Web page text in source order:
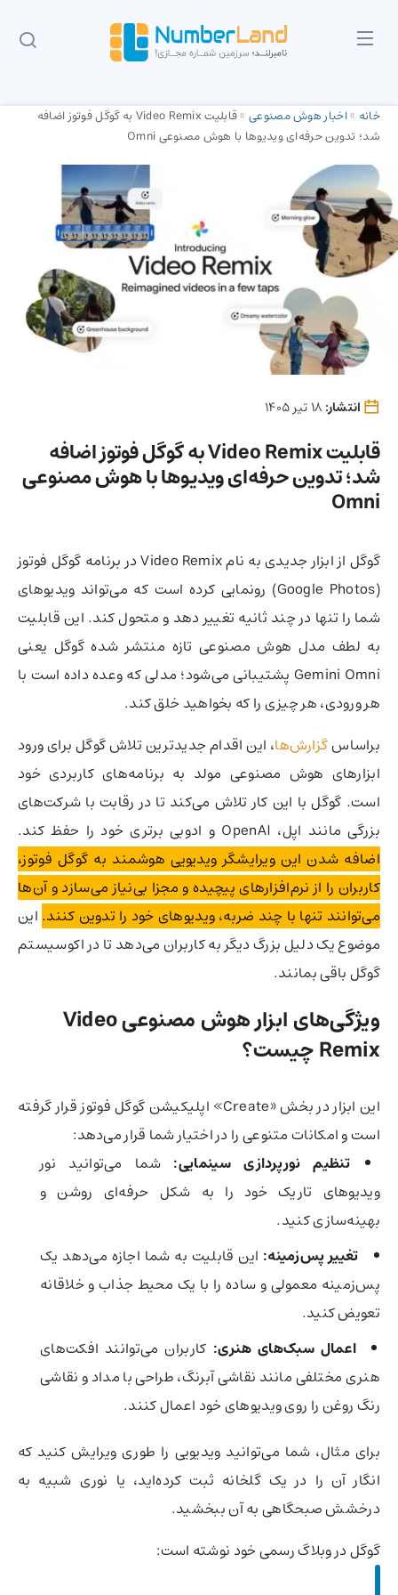
خانه »اخبار هوش مصنوعی»
قابلیت Video Remix به گوگل فوتوز اضافه
شد؛ تدوین حرفه‌ای ویدیوها با هوش مصنوعی Omni
انتشار:
قابلیت Video Remix به گوگل فوتوز اضافه
شد؛ تدوین حرفه‌ای ویدیوها با هوش مصنوعی
Omni
گوگل از ابزار جدیدی به نام Video Remix در برنامه گوگل فوتوز
(Google Photos) رونمایی کرده است که می‌تواند ویدیوهای
شما را تنها در چند ثانیه تغییر دهد و متحول کند. این قابلیت
به لطف مدل هوش مصنوعی تازه منتشر شده گوگل یعنی
Gemini Omni پشتیبانی می‌شود؛ مدلی که وعده داده است با
هر ورودی، هر چیزی را که بخواهید خلق کند.
براساسگزارش‌ها، این اقدام جدیدترین تلاش گوگل برای ورود
ابزارهای هوش مصنوعی مولد به برنامه‌های کاربردی خود
است. گوگل با این کار تلاش می‌کند تا در رقابت با شرکت‌های
بزرگی مانند اپل، OpenAI و ادوبی برتری خود را حفظ کند.
اضافه شدن این ویرایشگر ویدیویی هوشمند به گوگل فوتوز،
کاربران را از نرم‌افزارهای پیچیده و مجزا بی‌نیاز می‌سازد و آن‌ها
می‌توانند تنها با چند ضربه، ویدیوهای خود را تدوین کنند. این
موضوع یک دلیل بزرگ دیگر به کاربران می‌دهد تا در اکوسیستم
گوگل باقی بمانند.
ویژگی‌های ابزار هوش مصنوعی Video
Remix چیست؟
این ابزار در بخش «Create» اپلیکیشن گوگل فوتوز قرار گرفته
است و امکانات متنوعی را در اختیار شما قرار می‌دهد:
تنظیم نورپردازی سینمایی: شما می‌توانید نور
ویدیوهای تاریک خود را به شکل حرفه‌ای روشن و
بهینه‌سازی کنید.
تغییر پس‌زمینه: این قابلیت به شما اجازه می‌دهد یک
پس‌زمینه معمولی و ساده را با یک محیط جذاب و خلاقانه
تعویض کنید.
اعمال سبک‌های هنری: کاربران می‌توانند افکت‌های
هنری مختلفی مانند نقاشی آبرنگ، طراحی با مداد و نقاشی
رنگ روغن را روی ویدیوهای خود اعمال کنند.
برای مثال، شما می‌توانید ویدیویی را طوری ویرایش کنید که
انگار آن را در یک گلخانه ثبت کرده‌اید، یا نوری شبیه به
درخشش صبحگاهی به آن ببخشید.
گوگل در وبلاگ رسمی خود نوشته است: